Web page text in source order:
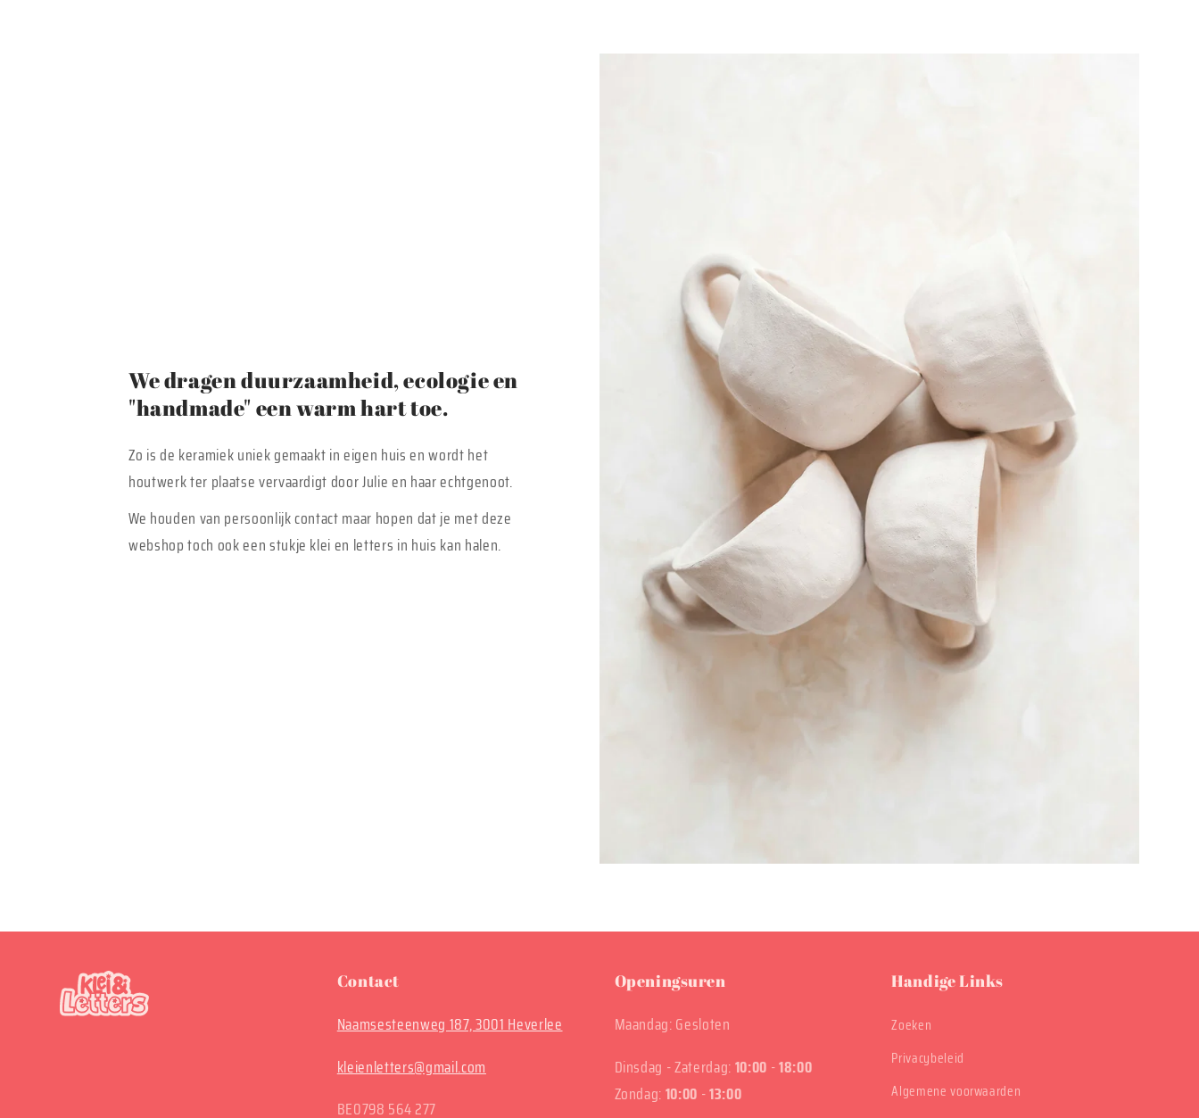
We dragen duurzaamheid, ecologie en
"handmade" een warm hart toe.
Zo is de keramiek uniek gemaakt in eigen huis en wordt het
houtwerk ter plaatse vervaardigt door Julie en haar echtgenoot.
We houden van persoonlijk contact maar hopen dat je met deze
webshop toch ook een stukje klei en letters in huis kan halen.
Contact
Naamsesteenweg 187, 3001 Heverlee
kleienletters@gmail.com
BE0798 564 277
Openingsuren
Maandag: Gesloten
Dinsdag - Zaterdag:10:00 -18:00
Zondag:10:00 -13:00
Handige Links
Zoeken
Privacybeleid
Algemene voorwaarden